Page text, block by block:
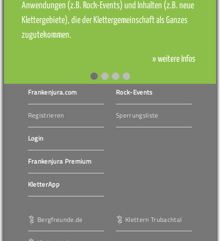
Anwendungen (z.B. Rock-Events) und Inhalten (z.B. neue
Klettergebiete), die der Klettergemeinschaft als Ganzes
zugutekommen.
» weitere Infos
Frankenjura.com
Registrieren
Login
Frankenjura Premium
KletterApp
Rock-Events
Sperrungsliste
Bergfreunde.de Klettern Trubachtal